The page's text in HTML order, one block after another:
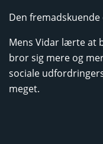
Den
Mens Vidar lærte at
bror sig mere og
sociale
meget.